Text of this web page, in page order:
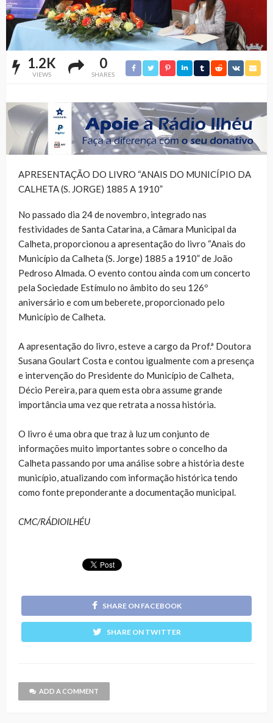
1.2K
VIEWS
0
SHARES
APRESENTAÇÃO DO LIVRO “ANAIS DO MUNICÍPIO DA
CALHETA (S. JORGE) 1885 A 1910”
No passado dia 24 de novembro, integrado nas
festividades de Santa Catarina, a Câmara Municipal da
Calheta, proporcionou a apresentação do livro “Anais do
Município da Calheta (S. Jorge) 1885 a 1910” de João
Pedroso Almada. O evento contou ainda com um concerto
pela Sociedade Estímulo no âmbito do seu 126º
aniversário e com um beberete, proporcionado pelo
Município de Calheta.
A apresentação do livro, esteve a cargo da Prof.ª Doutora
Susana Goulart Costa e contou igualmente com a presença
e intervenção do Presidente do Município de Calheta,
Décio Pereira, para quem esta obra assume grande
importância uma vez que retrata a nossa história.
O livro é uma obra que traz à luz um conjunto de
informações muito importantes sobre o concelho da
Calheta passando por uma análise sobre a história deste
município, atualizando com informação histórica tendo
como fonte preponderante a documentação municipal.
CMC/RÁDIOILHÉU
SHARE ON FACEBOOK
SHARE ON TWITTER
ADD A COMMENT